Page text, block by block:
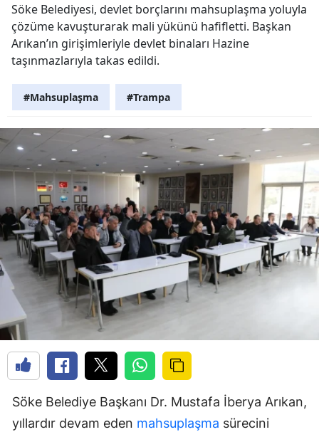
Söke Belediyesi, devlet borçlarını mahsuplaşma yoluyla
çözüme kavuşturarak mali yükünü hafifletti. Başkan
Arıkan’ın girişimleriyle devlet binaları Hazine
taşınmazlarıyla takas edildi.
#Mahsuplaşma #Trampa
Söke Belediye Başkanı Dr. Mustafa İberya Arıkan,
yıllardır devam eden mahsuplaşma sürecini